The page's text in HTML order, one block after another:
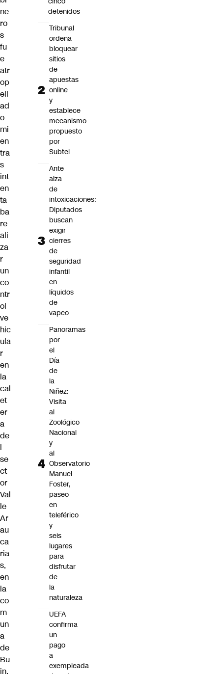
ne
ro
s
fu
e
atr
op
ell
ad
o
mi
en
tra
s
int
en
ta
ba
re
ali
za
r
un
co
ntr
ol
ve
hic
ula
r
en
la
cal
et
er
a
de
l
se
ct
or
Val
le
Ar
au
ca
ria
s,
en
la
co
m
un
a
de
Bu
in.
detenidos
Tribunal
ordena
bloquear
sitios
de
apuestas
online
y
establece
mecanismo
propuesto
por
Subtel
Ante
alza
de
intoxicaciones:
Diputados
buscan
exigir
cierres
de
seguridad
infantil
en
líquidos
de
vapeo
Panoramas
por
el
Día
de
la
Niñez:
Visita
al
Zoológico
Nacional
y
al
Observatorio
Manuel
Foster,
paseo
en
teleférico
y
seis
lugares
para
disfrutar
de
la
naturaleza
UEFA
confirma
un
pago
a
exempleada